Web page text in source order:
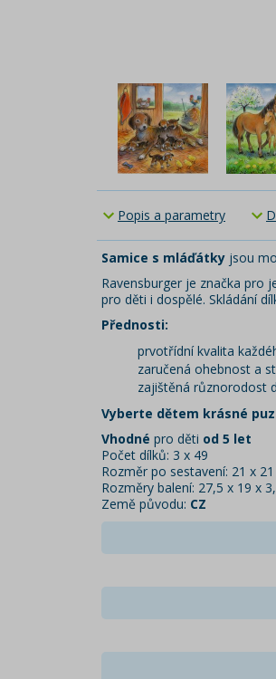
Popis a parametry
Samice s mláďátky jsou
Ravensburger je značka pro
pro děti i dospělé. Skládání
Přednosti:
prvotřídní kvalita
zaručená ohebnost a
zajištěná různorodost
Vyberte dětem krásné
Vhodné pro děti od 5 let
Počet dílků: 3 x 49
Rozměr po sestavení: 21 x
Rozměry balení: 27,5 x 19 x
Země původu: CZ